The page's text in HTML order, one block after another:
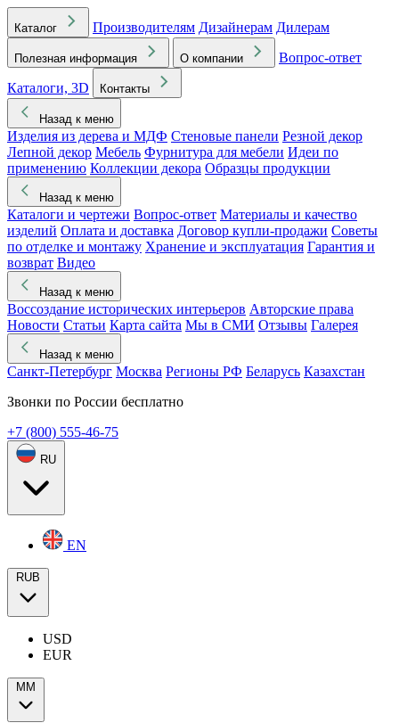
Каталог Производителям Дизайнерам Дилерам
Полезная информация О компании
Вопрос-ответ
Каталоги, 3D
Контакты
Назад к меню
Изделия из дерева и МДФ Стеновые панели Резной декор
Лепной декор Мебель Фурнитура для мебели Идеи по
применению Коллекции декора Образцы продукции
Назад к меню
Каталоги и чертежи Вопрос-ответ Материалы и качество
изделий Оплата и доставка Договор купли-продажи Советы
по отделке и монтажу Хранение и эксплуатация Гарантия и
возврат Видео
Назад к меню
Воссоздание исторических интерьеров Авторские права
Новости Статьи Карта сайта Мы в СМИ Отзывы Галерея
Назад к меню
Санкт-Петербург Москва Регионы РФ Беларусь Казахстан
Звонки по России бесплатно
+7 (800) 555-46-75
RU
EN
RUB
USD
EUR
ММ